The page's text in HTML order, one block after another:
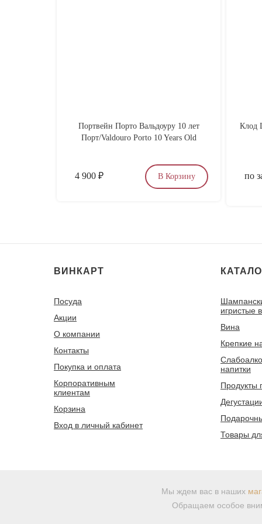
Портвейн Порто Вальдоуру 10 лет
Порт/Valdouro Porto 10 Years Old
4 900 ₽ В Корзину
Клод
по
ВИНКАРТ
Посуда
Акции
О компании
Контакты
Покупка и оплата
Корпоративным
клиентам
Корзина
Вход в личный кабинет
игристые
Вина
Крепкие
напитки
Продукты
Товары
Мы ждем вас в наших
Обращаем особое